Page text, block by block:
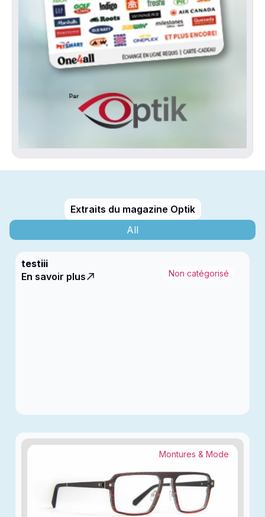
Extraits du magazine Optik
All
testiii
Non catégorisé
En savoir plus
Montures & Mode